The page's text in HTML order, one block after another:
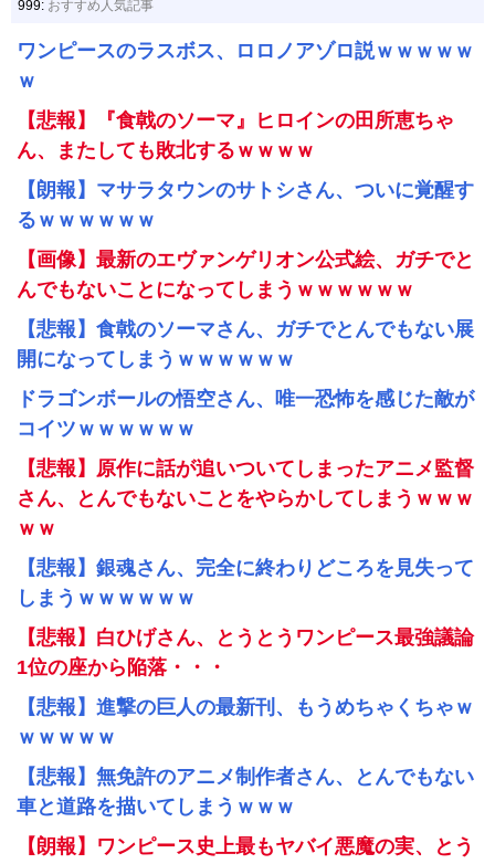
999: おすすめ人気記事
ワンピースのラスボス、ロロノアゾロ説ｗｗｗｗｗ
ｗ
【悲報】『食戟のソーマ』ヒロインの田所恵ちゃ
ん、またしても敗北するｗｗｗｗ
【朗報】マサラタウンのサトシさん、ついに覚醒す
るｗｗｗｗｗｗ
【画像】最新のエヴァンゲリオン公式絵、ガチでと
んでもないことになってしまうｗｗｗｗｗｗ
【悲報】食戟のソーマさん、ガチでとんでもない展
開になってしまうｗｗｗｗｗｗ
ドラゴンボールの悟空さん、唯一恐怖を感じた敵が
コイツｗｗｗｗｗｗ
【悲報】原作に話が追いついてしまったアニメ監督
さん、とんでもないことをやらかしてしまうｗｗｗ
ｗｗ
【悲報】銀魂さん、完全に終わりどころを見失って
しまうｗｗｗｗｗｗ
【悲報】白ひげさん、とうとうワンピース最強議論
1位の座から陥落・・・
【悲報】進撃の巨人の最新刊、もうめちゃくちゃｗ
ｗｗｗｗｗ
【悲報】無免許のアニメ制作者さん、とんでもない
車と道路を描いてしまうｗｗｗ
【朗報】ワンピース史上最もヤバイ悪魔の実、とう